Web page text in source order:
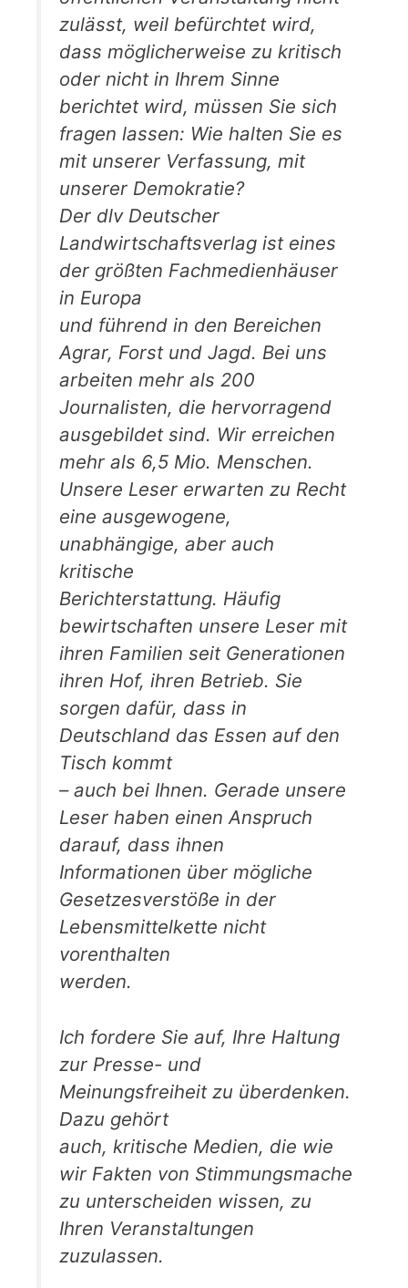
zulässt, weil befürchtet wird,
dass möglicherweise zu kritisch
oder nicht in Ihrem Sinne
berichtet wird, müssen Sie sich
fragen lassen: Wie halten Sie es
mit unserer Verfassung, mit
unserer Demokratie?
Der dlv Deutscher
Landwirtschaftsverlag ist eines
der größten Fachmedienhäuser
in Europa
und führend in den Bereichen
Agrar, Forst und Jagd. Bei uns
arbeiten mehr als 200
Journalisten, die hervorragend
ausgebildet sind. Wir erreichen
mehr als 6,5 Mio. Menschen.
Unsere Leser erwarten zu Recht
eine ausgewogene,
unabhängige, aber auch
kritische
Berichterstattung. Häufig
bewirtschaften unsere Leser mit
ihren Familien seit Generationen
ihren Hof, ihren Betrieb. Sie
sorgen dafür, dass in
Deutschland das Essen auf den
Tisch kommt
– auch bei Ihnen. Gerade unsere
Leser haben einen Anspruch
darauf, dass ihnen
Informationen über mögliche
Gesetzesverstöße in der
Lebensmittelkette nicht
vorenthalten
werden.
Ich fordere Sie auf, Ihre Haltung
zur Presse- und
Meinungsfreiheit zu überdenken.
Dazu gehört
auch, kritische Medien, die wie
wir Fakten von Stimmungsmache
zu unterscheiden wissen, zu
Ihren Veranstaltungen
zuzulassen.